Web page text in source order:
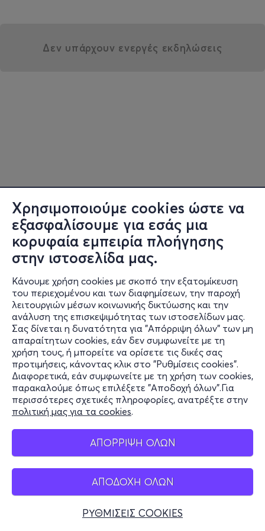
Χρησιμοποιούμε cookies ώστε να
εξασφαλίσουμε για εσάς μια
κορυφαία εμπειρία πλοήγησης
στην ιστοσελίδα μας.
Κάνουμε χρήση cookies με σκοπό την εξατομίκευση
του περιεχομένου και των διαφημίσεων, την παροχή
λειτουργιών μέσων κοινωνικής δικτύωσης και την
ανάλυση της επισκεψιμότητας των ιστοσελίδων μας.
Σας δίνεται η δυνατότητα για "Απόρριψη όλων" των μη
απαραίτητων cookies, εάν δεν συμφωνείτε με τη
χρήση τους, ή μπορείτε να ορίσετε τις δικές σας
προτιμήσεις, κάνοντας κλικ στο "Ρυθμίσεις cookies".
Διαφορετικά, εάν συμφωνείτε με τη χρήση των cookies,
παρακαλούμε όπως επιλέξετε "Αποδοχή όλων".Για
περισσότερες σχετικές πληροφορίες, ανατρέξτε στην
πολιτική μας για τα cookies.
ΑΠΟΡΡΙΨΗ ΟΛΩΝ
ΑΠΟΔΟΧΗ ΟΛΩΝ
ΡΥΘΜΙΣΕΙΣ COOKIES
Δεν υπάρχουν ενεργές εκδηλώσεις